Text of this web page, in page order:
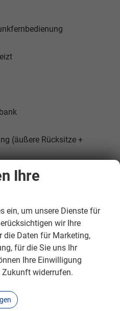
(äußere Rücksitze +
)
Ihre
ein, um unsere Dienste für
wir Ihre
die Daten für Marketing,
für die Sie uns Ihr
Ihre Einwilligung
widerrufen.